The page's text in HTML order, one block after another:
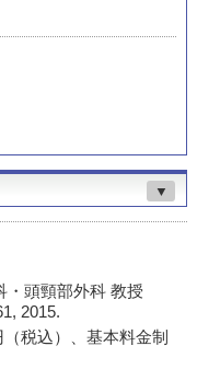
▼
・頭頸部外科 教授
2015.
税込）、基本料金制